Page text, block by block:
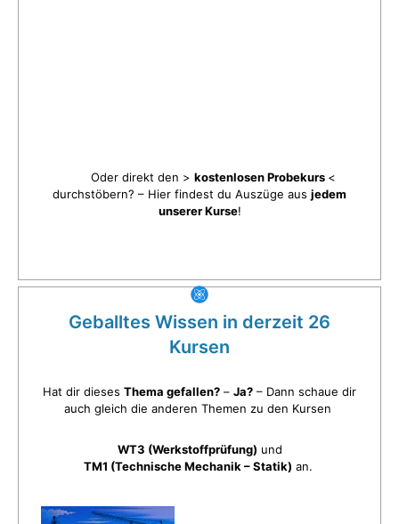
Oder direkt den > kostenlosen Probekurs <
durchstöbern? – Hier findest du Auszüge aus jedem
unserer Kurse!
Geballtes Wissen in derzeit 26
Kursen
Hat dir dieses Thema gefallen? – Ja? – Dann schaue dir
auch gleich die anderen Themen zu den Kursen
WT3 (Werkstoffprüfung) und
TM1 (Technische Mechanik – Statik) an.